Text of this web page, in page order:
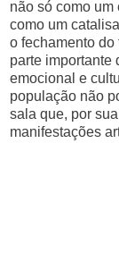
não só como um
como um
o fechamento do
parte importante
emocional e
população não
sala que, por
manifestações